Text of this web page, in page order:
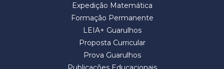
Expedição Matemática
Formação Permanente
LEIA+ Guarulhos
Proposta Curricular
Prova Guarulhos